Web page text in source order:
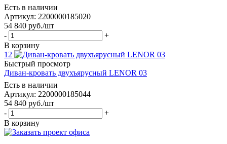
Есть в наличии
Артикул: 2200000185020
54 840 руб./шт
-
+
В корзину
12
Быстрый просмотр
Диван-кровать двухъярусный LENOR 03
Есть в наличии
Артикул: 2200000185044
54 840 руб./шт
-
+
В корзину